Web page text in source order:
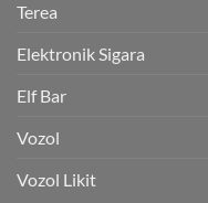
Terea
Elektronik Sigara
Elf Bar
Vozol
Vozol Likit